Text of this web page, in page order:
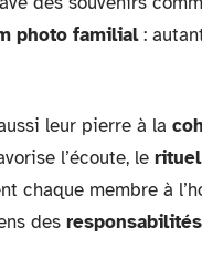
photo familial:
leur pierre à la
l’écoute, le
chaque membre à
des